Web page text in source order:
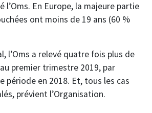
l’Oms. En Europe, la majeure partie
ont moins de 19 ans (60 %
l’Oms a relevé quatre fois plus de
premier trimestre 2019, par
période en 2018. Et, tous les cas
prévient l’Organisation.